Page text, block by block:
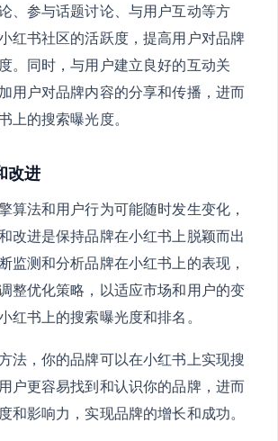
、参与话题讨论、与用户互动等方
红书社区的活跃度，提高用户对品牌
。同时，与用户建立良好的互动关
用户对品牌内容的分享和传播，进而
上的搜索曝光度。
改进
算法和用户行为可能随时发生变化，
改进是保持品牌在小红书上脱颖而出
监测和分析品牌在小红书上的表现，
整优化策略，以适应市场和用户的变
红书上的搜索曝光度和排名。
法，你的品牌可以在小红书上实现搜
户更容易找到和认识你的品牌，进而
和影响力，实现品牌的增长和成功。